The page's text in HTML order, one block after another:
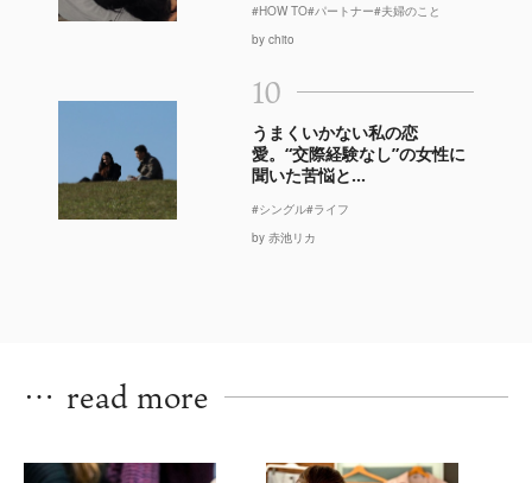
#HOW TO#パートナー#夫婦のこと
by chito
10
うまくいかない私の恋
愛。“交際経験なし”の女性に
聞いた苦悩と...
#シングル#ライフ
by 赤池リカ
… read more